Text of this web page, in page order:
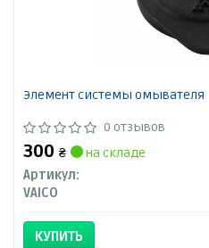
Элемент системы омывателя
0 отзывов
300 ₴
на складе
Артикул:
VAICO
КУПИТЬ